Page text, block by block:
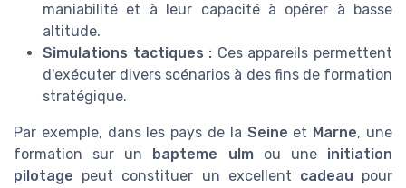
maniabilité et à leur capacité à opérer à basse
altitude.
Simulations tactiques : Ces appareils permettent
d'exécuter divers scénarios à des fins de formation
stratégique.
Par exemple, dans les pays de la Seine et Marne, une
formation sur un
bapteme ulmou une initiation
pilotage peut constituer un excellent cadeau pour